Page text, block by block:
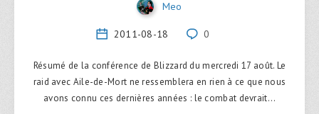
Meo
2011-08-18 0
Résumé de la conférence de Blizzard du mercredi 17 août. Le
raid avec Aile-de-Mort ne ressemblera en rien à ce que nous
avons connu ces dernières années : le combat devrait…